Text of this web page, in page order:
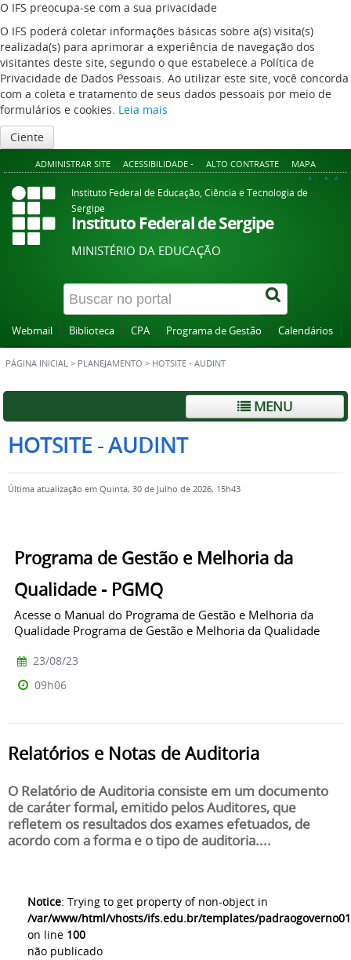
O IFS preocupa-se com a sua privacidade
O IFS poderá coletar informações básicas sobre a(s) visita(s)
realizada(s) para aprimorar a experiência de navegação dos
visitantes deste site, segundo o que estabelece a Política de
Privacidade de Dados Pessoais. Ao utilizar este site, você concorda
com a coleta e tratamento de seus dados pessoais por meio de
formulários e cookies. Leia mais
Ciente
ADMINISTRAR SITE ACESSIBILIDADE - ALTO CONTRASTE MAPA
A+ A A-
Instituto Federal de Educação, Ciência e Tecnologia de
Sergipe
Instituto Federal de Sergipe
MINISTÉRIO DA EDUCAÇÃO
Webmail Biblioteca CPA Programa de Gestão Calendários
PÁGINA INICIAL > PLANEJAMENTO > HOTSITE - AUDINT
MENU
HOTSITE - AUDINT
Última atualização em Quinta, 30 de Julho de 2026, 15h43
Programa de Gestão e Melhoria da
Qualidade - PGMQ
Acesse o Manual do Programa de Gestão e Melhoria da
Qualidade Programa de Gestão e Melhoria da Qualidade
23/08/23
09h06
Relatórios e Notas de Auditoria
O Relatório de Auditoria consiste em um documento
de caráter formal, emitido pelos Auditores, que
refletem os resultados dos exames efetuados, de
acordo com a forma e o tipo de auditoria....
Notice: Trying to get property of non-object in
/var/www/html/vhosts/ifs.edu.br/templates/
on line 100
não publicado